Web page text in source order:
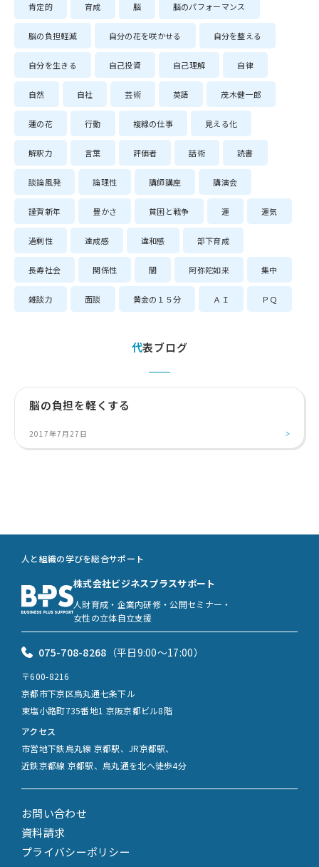
肯定的 育成 脳 脳のパフォーマンス
脳の負担軽減 自分の花を咲かせる 自分を整える
自分を生きる 自己投資 自己理解 自律
自然 自社 芸術 英語 茂木健一郎
蓮の花 行動 複線の仕事 見える化
解釈力 言葉 評価者 話術 読書
談論風発 論理性 講師講座 講演会
謹賀新年 豊かさ 貧困と戦争 運 運気
過剰性 達成感 違和感 部下育成
長寿社会 関係性 闇 阿弥陀如来 集中
雑談力 面談 黄金の１５分 ＡＩ ＰＱ
代表ブログ
脳の負担を軽くする
2017年7月27日
お問い合わせ
資料請求
プライバシーポリシー
人と組織の学びを総合サポート
株式会社ビジネスプラスサポート
人財育成・企業内研修・公開セミナー・
女性の立体自立支援
075-708-8268 （平日9:00〜17:00）
〒600-8216
京都市下京区烏丸通七条下ル
東塩小路町735番地1 京阪京都ビル8階
アクセス
市営地下鉄烏丸線 京都駅、JR京都駅、
近鉄京都線 京都駅、烏丸通を北へ徒歩4分